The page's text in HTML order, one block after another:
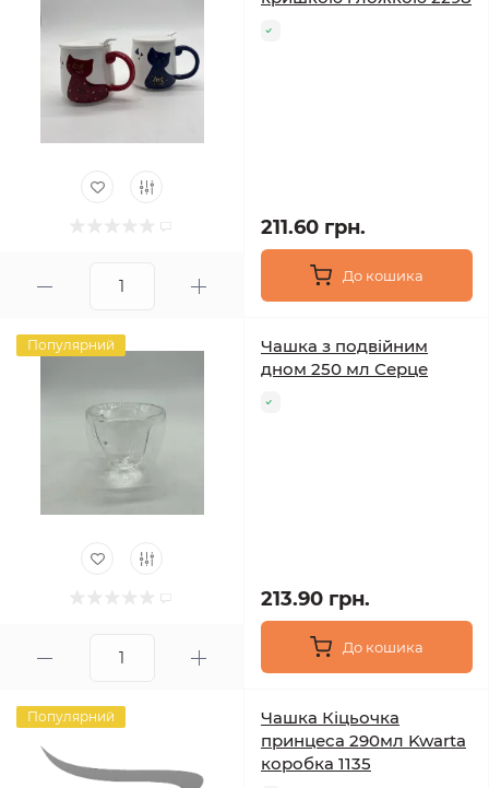
211.60 грн.
До кошика
Популярний
Чашка з подвійним
дном 250 мл Серце
213.90 грн.
До кошика
Популярний
Чашка Кіцьочка
принцеса 290мл Kwarta
коробка 1135